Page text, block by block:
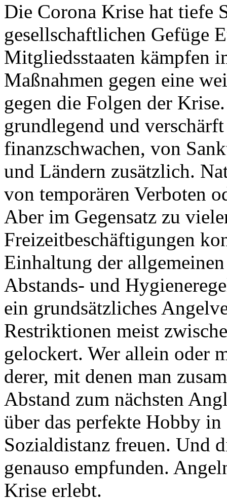
Die Corona Krise hat tiefe
gesellschaftlichen Gefüge
Mitgliedsstaaten kämpfen
Maßnahmen gegen eine
gegen die Folgen der
grundlegend und
finanzschwachen, von
und Ländern zusätzlich.
von temporären Verboten
Aber im Gegensatz zu
Freizeitbeschäftigungen
Einhaltung der
Abstands- und
ein grundsätzliches
Restriktionen meist
gelockert. Wer allein oder
derer, mit denen man
Abstand zum nächsten
über das perfekte Hobby
Sozialdistanz freuen. Und
genauso empfunden.
Krise erlebt.